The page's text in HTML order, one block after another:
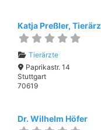
Tierärzte
Paprikastr. 14
Stuttgart
70619
Dr. Wilhelm Höfer